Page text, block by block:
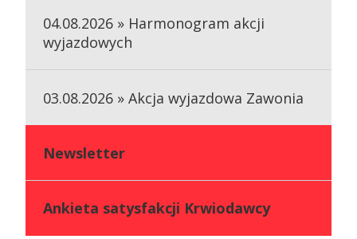
04.08.2026 » Harmonogram akcji
wyjazdowych
03.08.2026 » Akcja wyjazdowa Zawonia
Newsletter
Ankieta satysfakcji Krwiodawcy